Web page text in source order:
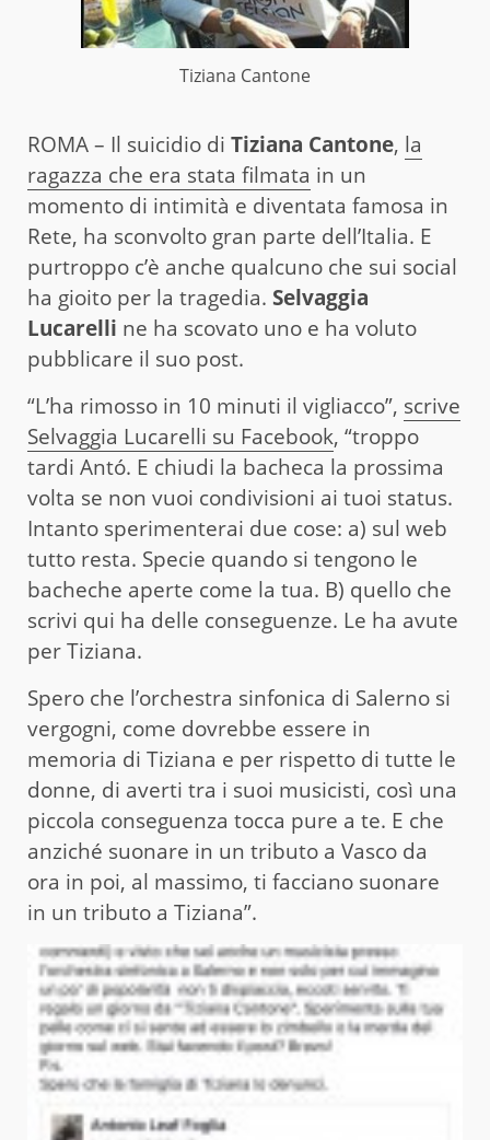
Tiziana Cantone
ROMA – Il suicidio di Tiziana Cantone, la
ragazza che era stata filmata in un
momento di intimità e diventata famosa in
Rete, ha sconvolto gran parte dell’Italia. E
purtroppo c’è anche qualcuno che sui social
ha gioito per la tragedia. Selvaggia
Lucarelli ne ha scovato uno e ha voluto
pubblicare il suo post.
“L’ha rimosso in 10 minuti il vigliacco”, scrive
Selvaggia Lucarelli su Facebook, “troppo
tardi Antó. E chiudi la bacheca la prossima
volta se non vuoi condivisioni ai tuoi status.
Intanto sperimenterai due cose: a) sul web
tutto resta. Specie quando si tengono le
bacheche aperte come la tua. B) quello che
scrivi qui ha delle conseguenze. Le ha avute
per Tiziana.
Spero che l’orchestra sinfonica di Salerno si
vergogni, come dovrebbe essere in
memoria di Tiziana e per rispetto di tutte le
donne, di averti tra i suoi musicisti, così una
piccola conseguenza tocca pure a te. E che
anziché suonare in un tributo a Vasco da
ora in poi, al massimo, ti facciano suonare
in un tributo a Tiziana”.